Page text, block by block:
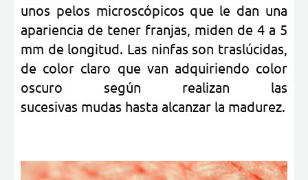
unos pelos microscópicos que le dan una
apariencia de tener franjas, miden de 4 a 5
mm de longitud. Las ninfas son traslúcidas,
de color claro que van adquiriendo color
oscuro según realizan las
sucesivas mudas hasta alcanzar la madurez.